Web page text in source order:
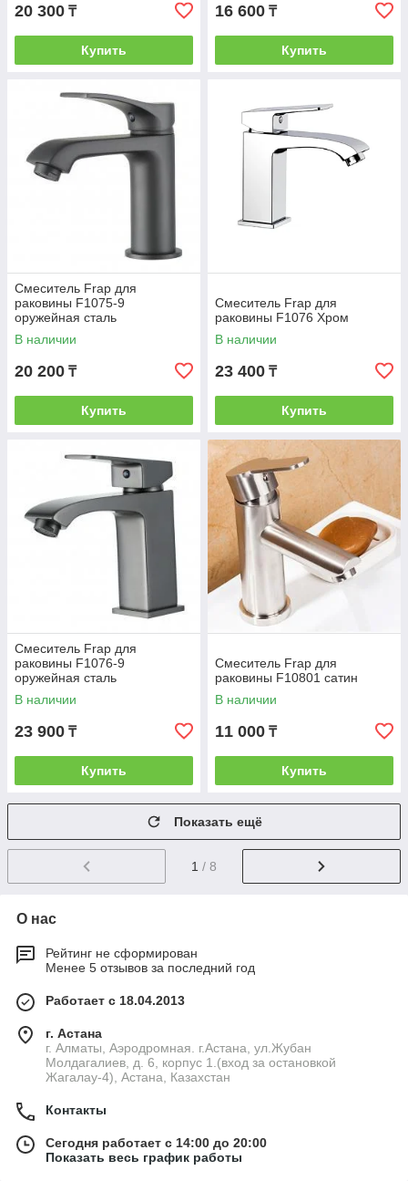
20 300 ₸
Купить
16 600 ₸
Купить
Смеситель Frap для
раковины F1075-9
оружейная сталь
В наличии
20 200 ₸
Купить
Смеситель Frap для
раковины F1076 Хром
В наличии
23 400 ₸
Купить
Смеситель Frap для
раковины F1076-9
оружейная сталь
В наличии
23 900 ₸
Купить
Смеситель Frap для
раковины F10801 сатин
В наличии
11 000 ₸
Купить
Показать ещё
1 / 8
О нас
Рейтинг не сформирован
Менее 5 отзывов за последний год
Работает с 18.04.2013
г. Астана
г. Алматы, Аэродромная. г.Астана, ул.Жубан
Молдагалиев, д. 6, корпус 1.(вход за остановкой
Жагалау-4), Астана, Казахстан
Контакты
Сегодня работает с 14:00 до 20:00
Показать весь график работы